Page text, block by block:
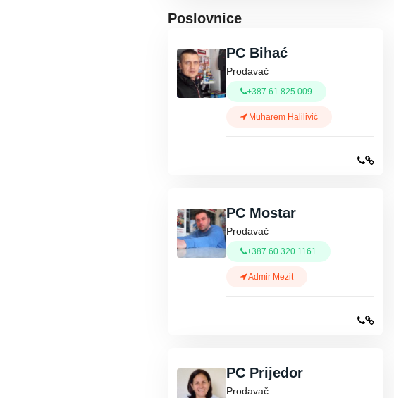
Poslovnice
PC Bihać
Prodavač
+387 61 825 009
Muharem Halilivić
PC Mostar
Prodavač
+387 60 320 1161
Admir Mezit
PC Prijedor
Prodavač